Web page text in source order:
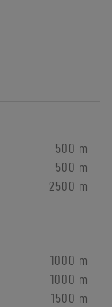
500 m
500 m
2500 m
1000 m
1000 m
1500 m